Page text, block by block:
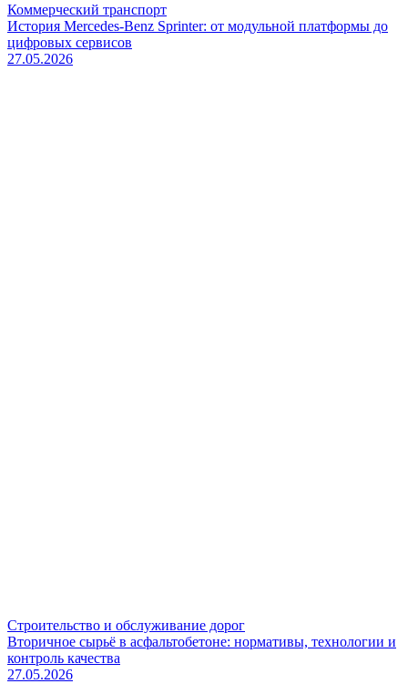
Коммерческий транспорт
История Mercedes-Benz Sprinter: от модульной платформы до
цифровых сервисов
27.05.2026
Строительство и обслуживание дорог
Вторичное сырьё в асфальтобетоне: нормативы, технологии и
контроль качества
27.05.2026